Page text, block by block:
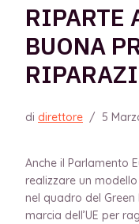
RIPARTE
BUONA
di direttore / 5
Anche il Parlamento
realizzare un
nel quadro del
marcia dell’UE per